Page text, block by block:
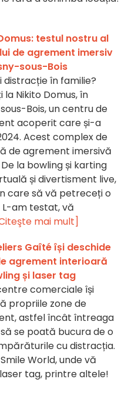
testul nostru al
de agrement imersiv
sous-Bois
distracție în familie?
la Nikito Domus, în
Bois, un centru de
acoperit care și-a
Acest complex de
de agrement imersivă
la bowling și karting
și divertisment live,
care să vă petreceți o
am testat, vă
mai mult]
Gaîté își deschide
agrement interioară
și laser tag
comerciale își
propriile zone de
astfel încât întreaga
se poată bucura de o
cu distracția.
World, unde vă
tag, printre altele!